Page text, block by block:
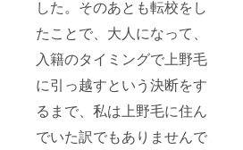
した。そのあとも転校をし
たことで、大人になって、
入籍のタイミングで上野毛
に引っ越すという決断をす
るまで、私は上野毛に住ん
でいた訳でもありませんで